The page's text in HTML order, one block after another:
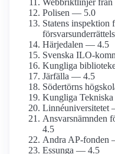
Polisen — 5.0
Statens inspektion
Härjedalen — 4.5
Svenska ILO-
Kungliga
Järfälla — 4.5
Södertörns
Kungliga
Linnéuniversitetet
Ansvarsnämnden
4.5
Andra AP-fonden
Essunga — 4.5